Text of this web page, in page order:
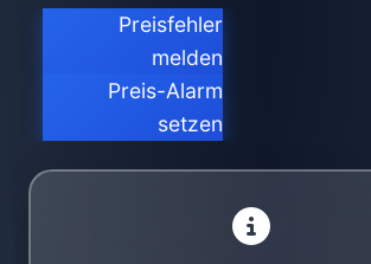
Preisfehler
melden
Preis-Alarm
setzen